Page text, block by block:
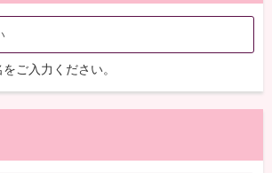
ご入力ください。